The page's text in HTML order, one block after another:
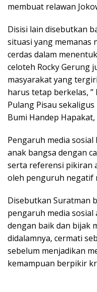
membuat relawan
Disisi lain disebutkan
situasi yang memanas
cerdas dalam
celoteh Rocky Gerung
masyarakat yang
harus tetap berkelas,
Pulang Pisau
Bumi Handep
Pengaruh media
anak bangsa dengan
serta referensi pikiran
oleh penguruh negatif
Disebutkan Suratman
pengaruh media sosial
dengan baik dan bijak
didalamnya, cermati
sebelum menjadikan
kemampuan berpikir